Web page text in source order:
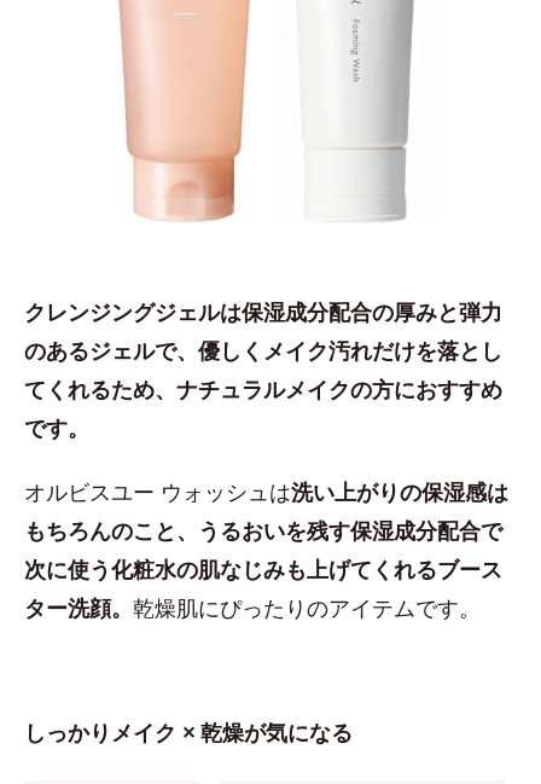
クレンジングジェルは保湿成分配合の厚みと弾力
のあるジェルで、優しくメイク汚れだけを落とし
てくれるため、ナチュラルメイクの方におすすめ
です。
オルビスユー ウォッシュは洗い上がりの保湿感は
もちろんのこと、うるおいを残す保湿成分配合で
次に使う化粧水の肌なじみも上げてくれるブース
ター洗顔。 乾燥肌にぴったりのアイテムです。
しっかりメイク × 乾燥が気になる